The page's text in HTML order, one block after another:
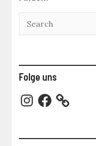
Folge uns
Instagram
Facebook